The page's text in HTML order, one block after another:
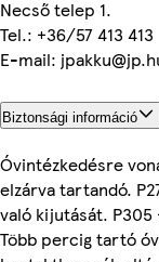
Necső telep 1.
Tel.: +36/57 413 413
E-mail:
Biztonsági információ
Óvintézkedésre
elzárva tartandó.
való kijutását. P305
Több percig tartó